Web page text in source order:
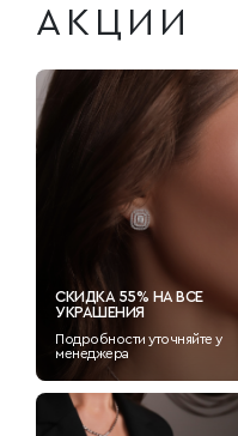
АКЦИИ
СКИДКА 55% НА ВСЕ
УКРАШЕНИЯ
Подробности уточняйте у
менеджера